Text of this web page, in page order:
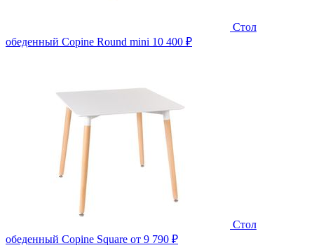
Стол
обеденный Copine Round mini 10 400 ₽
Стол
обеденный Copine Square от 9 790 ₽